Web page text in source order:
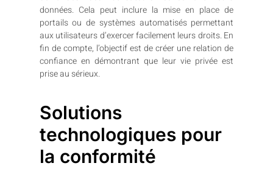
données. Cela peut inclure la mise en place de
portails ou de systèmes automatisés permettant
aux utilisateurs d’exercer facilement leurs droits. En
fin de compte, l’objectif est de créer une relation de
confiance en démontrant que leur vie privée est
prise au sérieux.
Solutions
technologiques pour
la conformité